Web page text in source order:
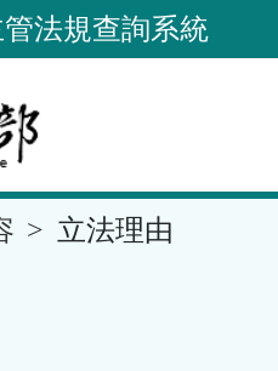
管法規查詢系統
立法理由